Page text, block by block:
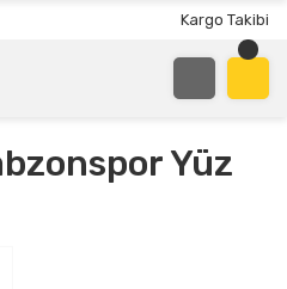
Kargo Takibi
Yüz